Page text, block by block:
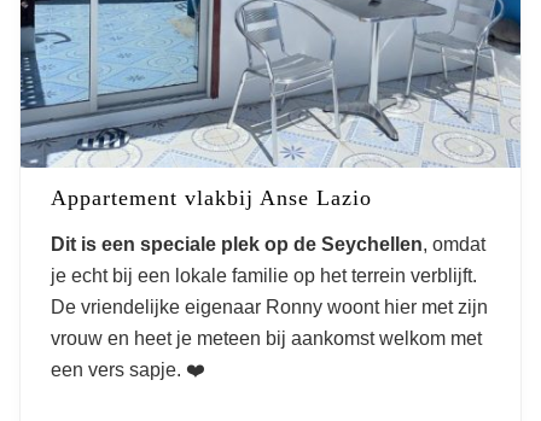
Appartement vlakbij Anse Lazio
Dit is een speciale plek op de Seychellen, omdat
je echt bij een lokale familie op het terrein verblijft.
De vriendelijke eigenaar Ronny woont hier met zijn
vrouw en heet je meteen bij aankomst welkom met
een vers sapje. ❤️